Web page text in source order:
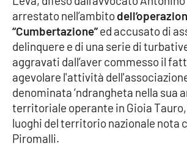
Ambiente
Cronaca
Cultura
Economia e Lavoro
arrestato nell’ambito
“Cumbertazione”ed accusato di
delinquere e di una serie di
aggravati dall’aver commesso il
agevolare l'attività
denominata ‘ndrangheta nella sua
territoriale operante in Gioia
luoghi del territorio nazionale nota
Piromalli.